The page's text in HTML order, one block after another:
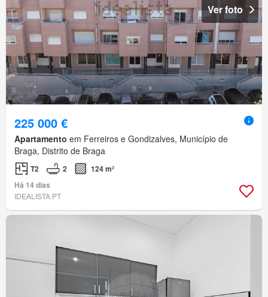
Ver foto
225 000 €
Apartamento em Ferreiros e Gondizalves, Município de
Braga, Distrito de Braga
T2 2
124 m²
Há 14 dias
IDEALISTA.PT